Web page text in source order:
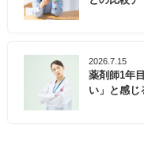
2026.7.15
薬剤師1年
い」と感じ